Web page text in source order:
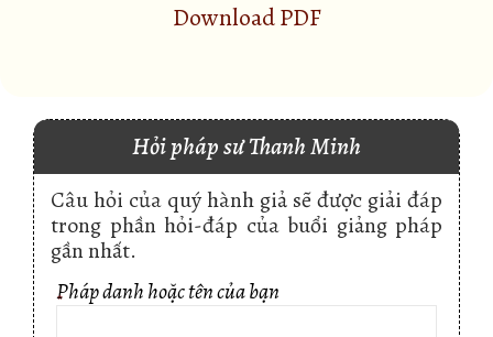
Download PDF
Hỏi pháp sư Thanh Minh
Câu hỏi của quý hành giả sẽ được giải đáp
trong phần hỏi-đáp của buổi giảng pháp
gần nhất.
Pháp danh hoặc tên của bạn
*